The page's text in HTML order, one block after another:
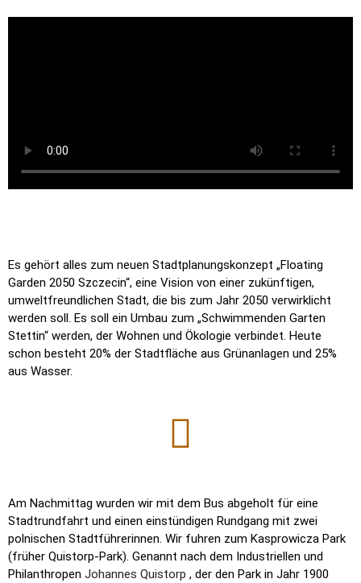
Es gehört alles zum neuen Stadtplanungskonzept „Floating
Garden 2050 Szczecin“, eine Vision von einer zukünftigen,
umweltfreundlichen Stadt, die bis zum Jahr 2050 verwirklicht
werden soll. Es soll ein Umbau zum „Schwimmenden Garten
Stettin“ werden, der Wohnen und Ökologie verbindet. Heute
schon besteht 20% der Stadtfläche aus Grünanlagen und 25%
aus Wasser.
Am Nachmittag wurden wir mit dem Bus abgeholt für eine
Stadtrundfahrt und einen einstündigen Rundgang mit zwei
polnischen Stadtführerinnen. Wir fuhren zum Kasprowicza Park
(früher Quistorp-Park). Genannt nach dem Industriellen und
Philanthropen Johannes Quistorp , der den Park in Jahr 1900